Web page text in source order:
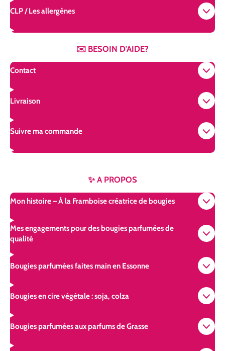
CLP / Les allergènes
✉️ BESOIN D'AIDE?
Contact
Livraison
Suivre ma commande
✨ A PROPOS
Mon histoire – À la Framboise créatrice de bougies
Mes engagements pour des bougies parfumées de
qualité
Bougies parfumées faites main en Essonne
Bougies en cire végétale : soja, colza
Bougies parfumées aux parfums de Grasse